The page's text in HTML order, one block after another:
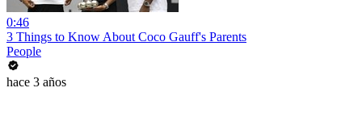
0:46
3 Things to Know About Coco Gauff's Parents
People
hace 3 años